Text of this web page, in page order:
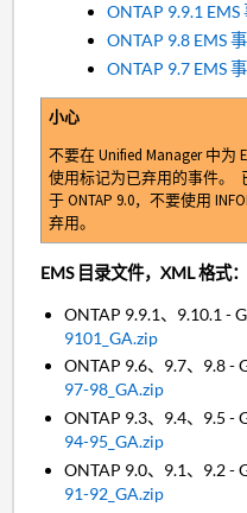
ONTAP 9.9.1 EMS
ONTAP 9.8 EMS
ONTAP 9.7 EMS
小心
不要在 Unified Manager 中为
使用标记为已弃用的事件。
于 ONTAP 9.0，不要使用
弃用。
EMS 目录文件，XML 格式：
ONTAP 9.9.1、9.10.1 -
9101_GA.zip
ONTAP 9.6、9.7、9.8 -
97-98_GA.zip
ONTAP 9.3、9.4、9.5 -
94-95_GA.zip
ONTAP 9.0、9.1、9.2 -
91-92_GA.zip